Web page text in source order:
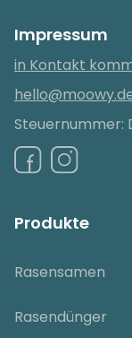
Impressum
in Kontakt
Steuernummer:
Produkte
Rasensamen
Rasendünger